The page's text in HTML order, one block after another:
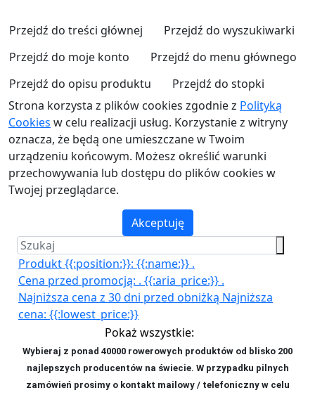
Przejdź do treści głównej
Przejdź do wyszukiwarki
Przejdź do moje konto
Przejdź do menu głównego
Przejdź do opisu produktu
Przejdź do stopki
Strona korzysta z plików cookies zgodnie z Polityką
Cookies w celu realizacji usług. Korzystanie z witryny
oznacza, że będą one umieszczane w Twoim
urządzeniu końcowym. Możesz określić warunki
przechowywania lub dostępu do plików cookies w
Twojej przeglądarce.
Akceptuję
Produkt {{:position:}}: {{:name:}} .
Cena przed promocją: . {{:aria_price:}} .
Najniższa cena z 30 dni przed obniżką Najniższa
cena: {{:lowest_price:}}
Pokaż wszystkie:
Wybieraj z ponad 40000 rowerowych produktów od blisko 200
najlepszych producentów na świecie. W przypadku pilnych
zamówień prosimy o kontakt mailowy / telefoniczny w celu